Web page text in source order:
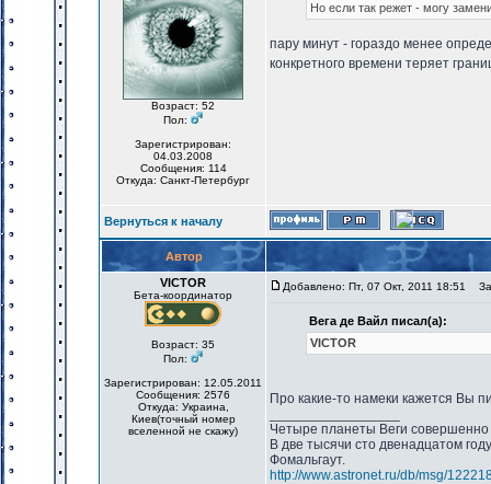
Возраст: 52
Пол:
Зарегистрирован:
04.03.2008
Сообщения: 114
Откуда: Санкт-Петербург
Но если так режет - могу
пару минут - гораздо менее
конкретного времени теряет
Вернуться к началу
Автор
VICTOR
Бета-координатор
Возраст: 35
Пол:
Зарегистрирован: 12.05.2011
Сообщения: 2576
Откуда: Украина,
Киев(точный номер
вселенной не скажу)
Добавлено: Пт, 07 Окт, 2011 18:51
Вега де Вайл писал(а):
VICTOR
Про какие-то намеки кажется Вы
Четыре планеты Веги
В две тысячи сто двенадцатом
Фомальгаут.
http://www.astronet.ru/db/msg/